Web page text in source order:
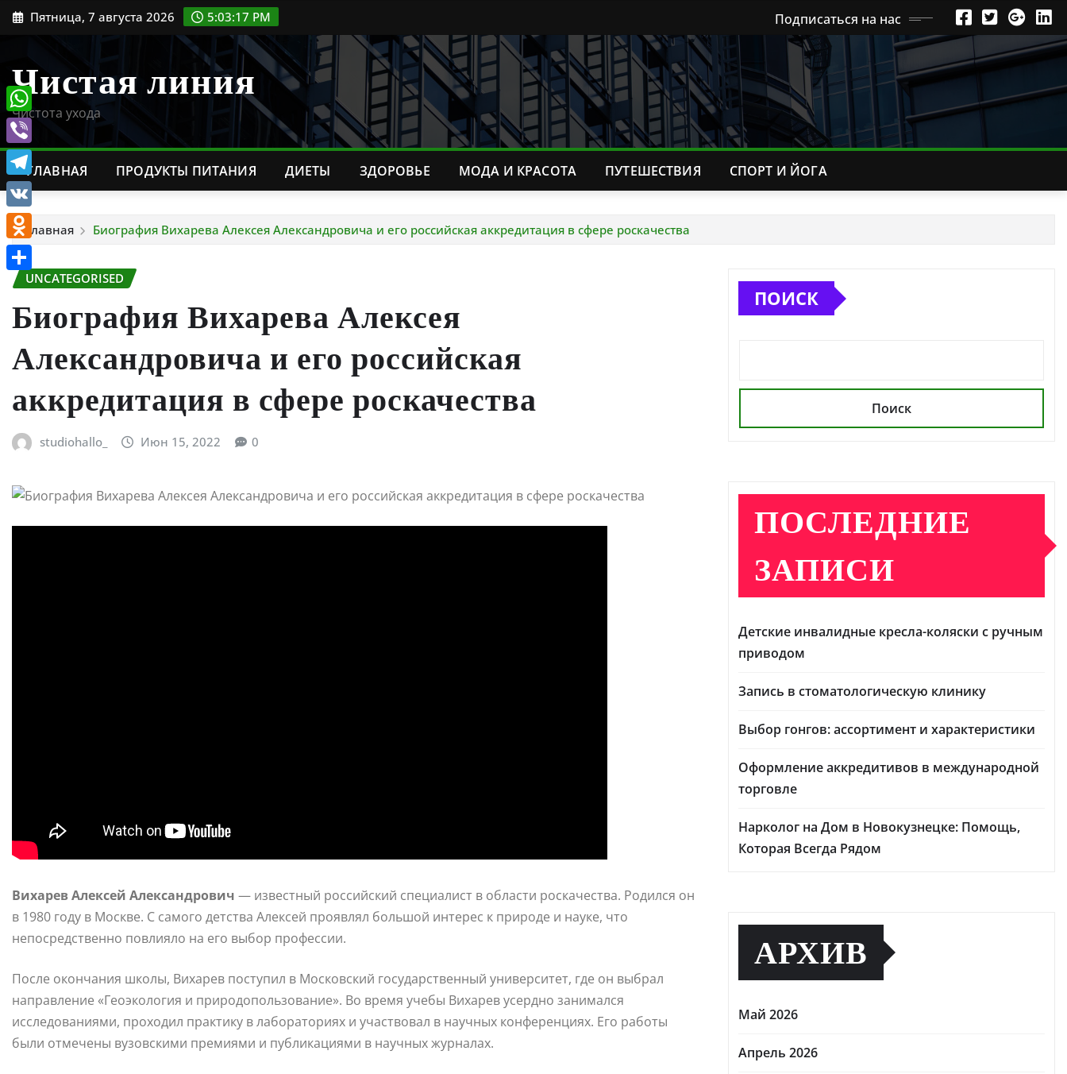
ПерейтиПятница, 7 августа 2026 5:03:18 PM Подписаться на нас
Чистая линия
Чистота ухода
ГЛАВНАЯ ПРОДУКТЫ ПИТАНИЯ ДИЕТЫ ЗДОРОВЬЕ МОДА И КРАСОТА ПУТЕШЕСТВИЯ СПОРТ И ЙОГА
Главная Биография Вихарева Алексея Александровича и его российская аккредитация в сфере роскачества
UNCATEGORISED
Биография Вихарева Алексея
Александровича и его российская
аккредитация в сфере роскачества
studiohallo_ Июн 15, 2022 0
Вихарев Алексей Александрович — известный российский специалист в области роскачества. Родился он
в 1980 году в Москве. С самого детства Алексей проявлял большой интерес к природе и науке, что
непосредственно повлияло на его выбор профессии.
После окончания школы, Вихарев поступил в Московский государственный университет, где он выбрал
направление «Геоэкология и природопользование». Во время учебы Вихарев усердно занимался
исследованиями, проходил практику в лабораториях и участвовал в научных конференциях. Его работы
были отмечены вузовскими премиями и публикациями в научных журналах.
ПОИСК
Поиск
ПОСЛЕДНИЕ
ЗАПИСИ
Детские инвалидные кресла-коляски с ручным
приводом
Запись в стоматологическую клинику
Выбор гонгов: ассортимент и характеристики
Оформление аккредитивов в международной
торговле
Нарколог на Дом в Новокузнецке: Помощь,
Которая Всегда Рядом
АРХИВ
Май 2026
Апрель 2026
WhatsApp
Viber
Telegram
VK
Odnoklassniki
Отправить